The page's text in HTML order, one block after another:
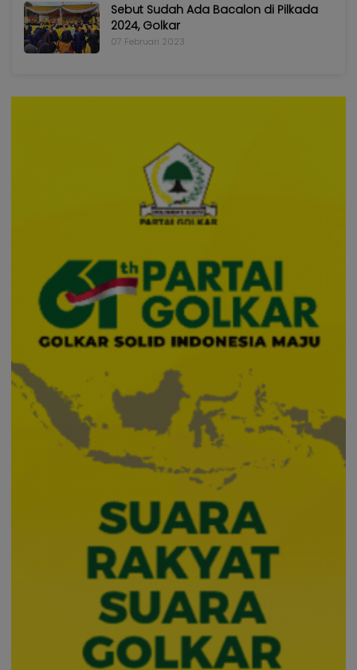
Sebut Sudah Ada Bacalon di Pilkada
2024, Golkar
07 Februari 2023